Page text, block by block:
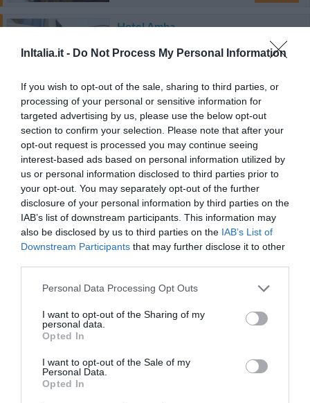
InItalia.it - Do Not Process My Personal Information
If you wish to opt-out of the sale, sharing to third parties, or
processing of your personal or sensitive information for
targeted advertising by us, please use the below opt-out
section to confirm your selection. Please note that after your
opt-out request is processed you may continue seeing
interest-based ads based on personal information utilized by
us or personal information disclosed to third parties prior to
your opt-out. You may separately opt-out of the further
disclosure of your personal information by third parties on the
IAB’s list of downstream participants. This information may
also be disclosed by us to third parties on the IAB’s List of
Downstream Participants that may further disclose it to other
Personal Data Processing Opt Outs
I want to opt-out of the Sharing of my
personal data.
Opted In
I want to opt-out of the Sale of my
Personal Data.
Opted In
Hotel Amba
3.63 kmdal centro
TARIFFE
Hotel King
1.53 kmdal centro
Eccellente 9/10
Hotel Bamby
1.48 km
TARIFFE
1.24 km dal centro